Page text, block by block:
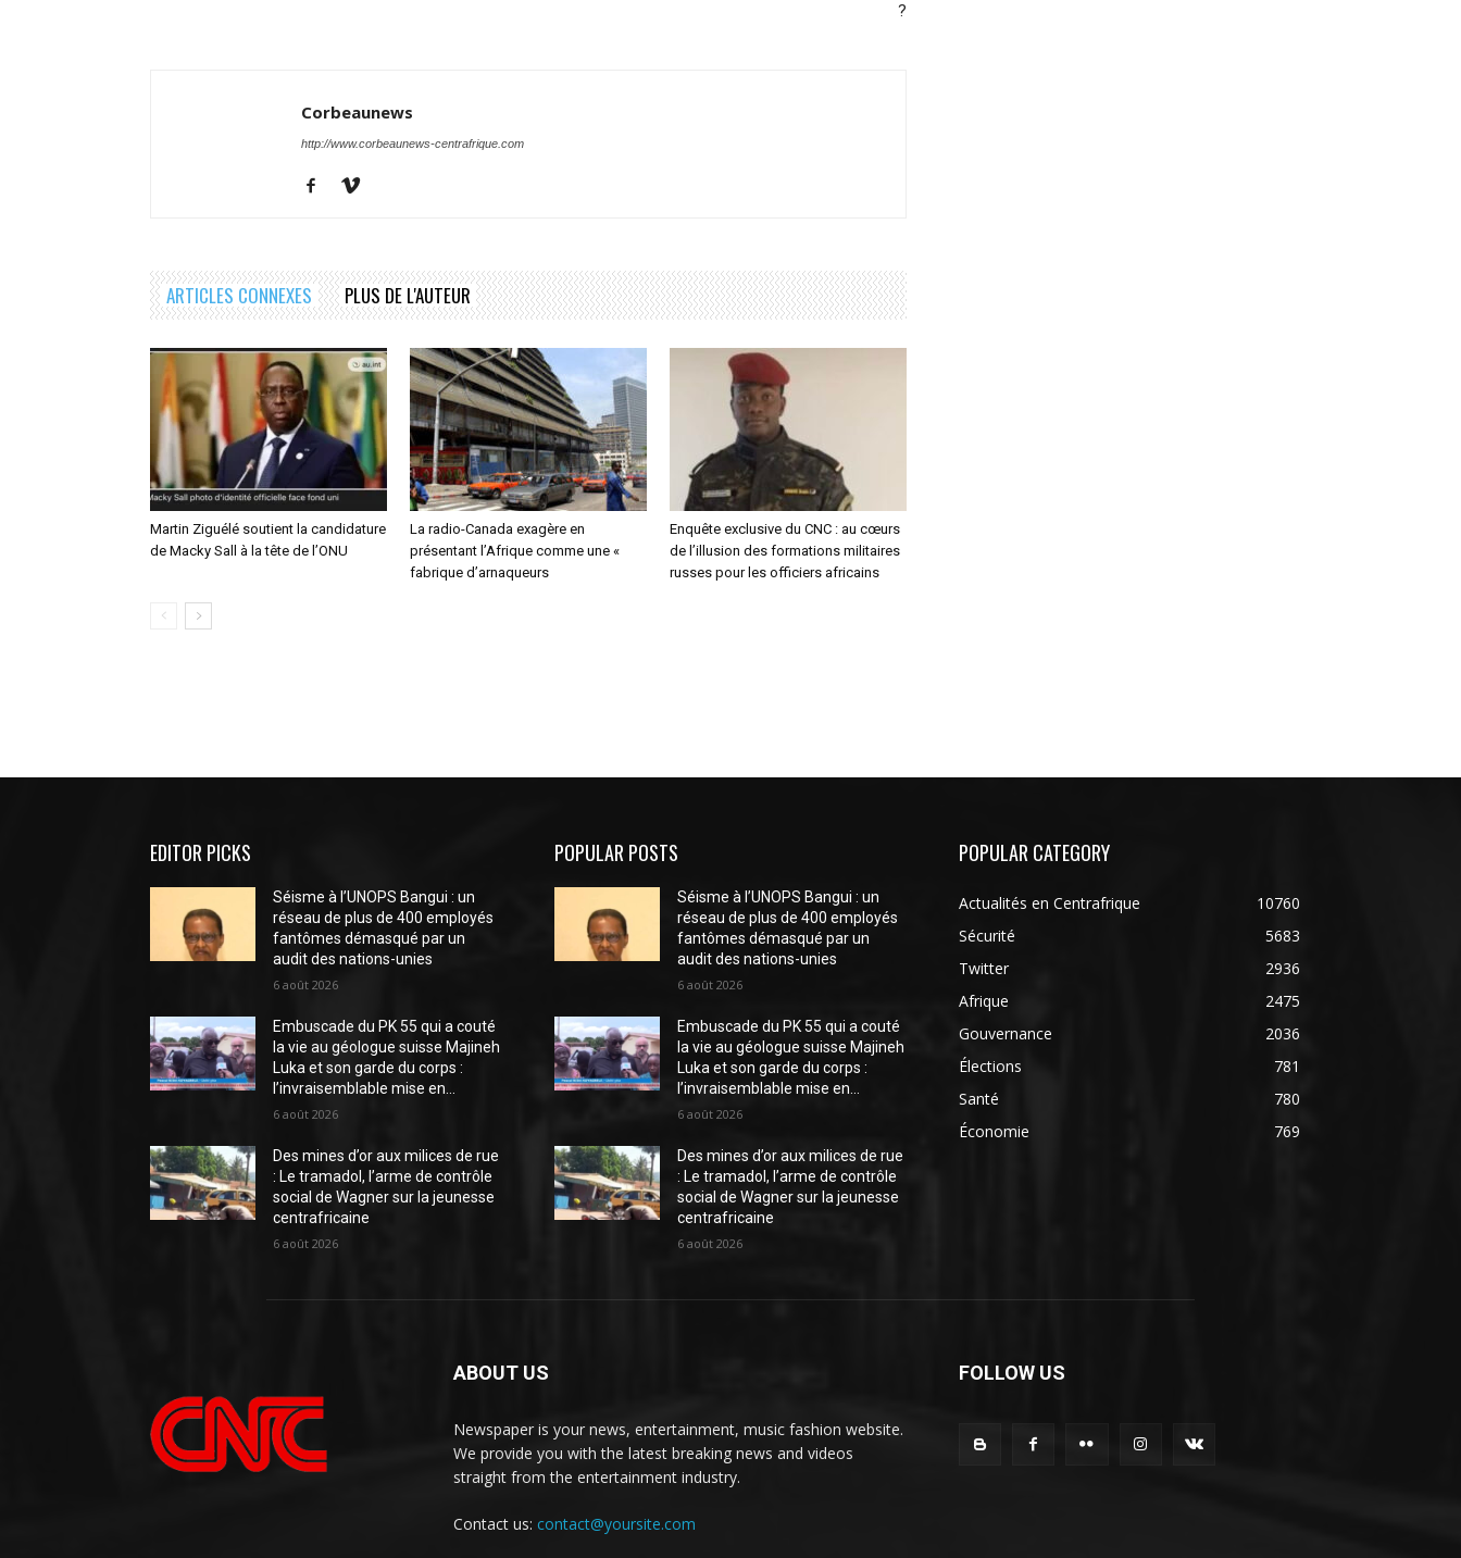
?
Corbeaunews
http://www.corbeaunews-centrafrique.com
ARTICLES CONNEXES PLUS DE L'AUTEUR
Martin Ziguélé soutient la candidature
de Macky Sall à la tête de l’ONU
La radio-Canada exagère en
présentant l’Afrique comme une «
fabrique d’arnaqueurs
Enquête exclusive du CNC : au cœurs
de l’illusion des formations militaires
russes pour les officiers africains
EDITOR PICKS
Séisme à l’UNOPS Bangui : un
réseau de plus de 400 employés
fantômes démasqué par un
audit des nations-unies
6 août 2026
Embuscade du PK 55 qui a couté
la vie au géologue suisse Majineh
Luka et son garde du corps :
l’invraisemblable mise en...
6 août 2026
Des mines d’or aux milices de rue
: Le tramadol, l’arme de contrôle
social de Wagner sur la jeunesse
centrafricaine
6 août 2026
POPULAR POSTS
Séisme à l’UNOPS Bangui : un
réseau de plus de 400 employés
fantômes démasqué par un
audit des nations-unies
6 août 2026
Embuscade du PK 55 qui a couté
la vie au géologue suisse Majineh
Luka et son garde du corps :
l’invraisemblable mise en...
6 août 2026
Des mines d’or aux milices de rue
: Le tramadol, l’arme de contrôle
social de Wagner sur la jeunesse
centrafricaine
6 août 2026
POPULAR CATEGORY
Actualités en Centrafrique
10760
Sécurité
5683
Twitter
2936
Afrique
2475
Gouvernance
2036
Élections
781
Santé
780
Économie
769
ABOUT US
Newspaper is your news, entertainment, music fashion website.
We provide you with the latest breaking news and videos
straight from the entertainment industry.
Contact us: contact@yoursite.com
FOLLOW US